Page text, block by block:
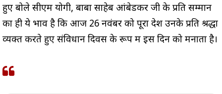
हुए बोले सीएम योगी, बाबा साहेब आंबेडकर जी के प्रति सम्मान
का ही ये भाव है कि आज 26 नवंबर को पूरा देश उनके प्रति श्रद्धा
व्यक्त करते हुए संविधान दिवस के रूप में इस दिन को मनाता है।